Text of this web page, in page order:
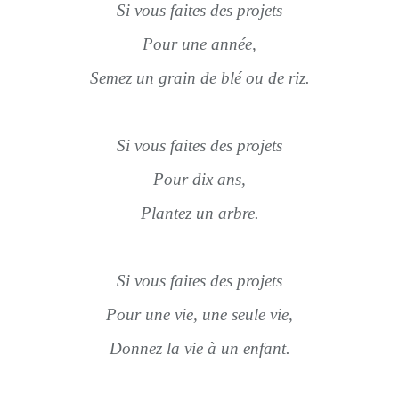
Si vous faites des projets
Pour une année,
Semez un grain de blé ou de riz.
Si vous faites des projets
Pour dix ans,
Plantez un arbre.
Si vous faites des projets
Pour une vie, une seule vie,
Donnez la vie à un enfant.